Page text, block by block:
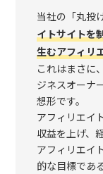
当社の「丸投
イトサイトを
生むアフィリ
これはまさに
ジネスオーナ
想形です。
アフィリエイ
収益を上げ、
アフィリエイ
的な目標であ